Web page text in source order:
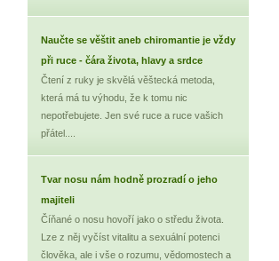
Naučte se věštit aneb chiromantie je vždy
při ruce - čára života, hlavy a srdce
Čtení z ruky je skvělá věštecká metoda,
která má tu výhodu, že k tomu nic
nepotřebujete. Jen své ruce a ruce vašich
přátel....
Tvar nosu nám hodně prozradí o jeho
majiteli
Číňané o nosu hovoří jako o středu života.
Lze z něj vyčíst vitalitu a sexuální potenci
člověka, ale i vše o rozumu, vědomostech a